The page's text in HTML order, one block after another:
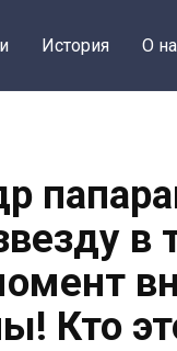
История О
в
Кто